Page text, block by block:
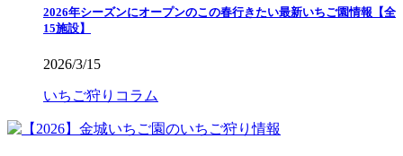
2026年シーズンにオープンのこの春行きたい最新いちご園情報【全
15施設】
2026/3/15
いちご狩りコラム